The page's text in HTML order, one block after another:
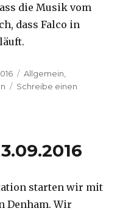
die Musik vom
dass Falco in
Kategorien
Allgemein
Schreibe einen
starten wir mit
Denham. Wir